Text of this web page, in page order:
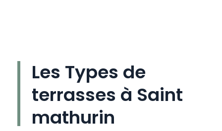
Les Types de
terrasses à Saint
mathurin